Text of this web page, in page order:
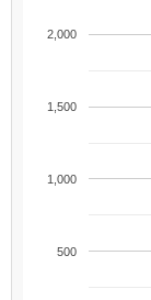
500
1,000
1,500
2,000